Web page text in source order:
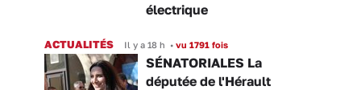
électrique
ACTUALITÉS Il y a 18 h • vu 1791 fois
SÉNATORIALES La
députée de l'Hérault